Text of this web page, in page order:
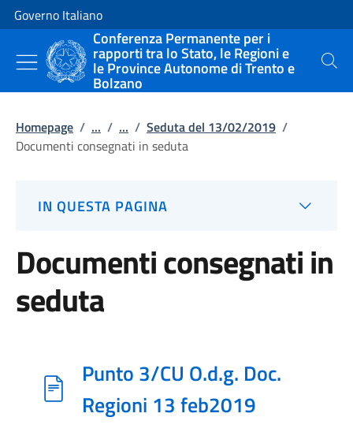
Vai al contenuto
Vai alla navigazione del sito
Governo Italiano
Conferenza Permanente per i
rapporti tra lo Stato, le Regioni e
le Province Autonome di Trento e
Bolzano
Cerca
Homepage / ... / ... / Seduta del 13/02/2019 /
Documenti consegnati in seduta
IN QUESTA PAGINA
Documenti consegnati in
seduta
Punto 3/CU O.d.g. Doc.
Regioni 13 feb2019